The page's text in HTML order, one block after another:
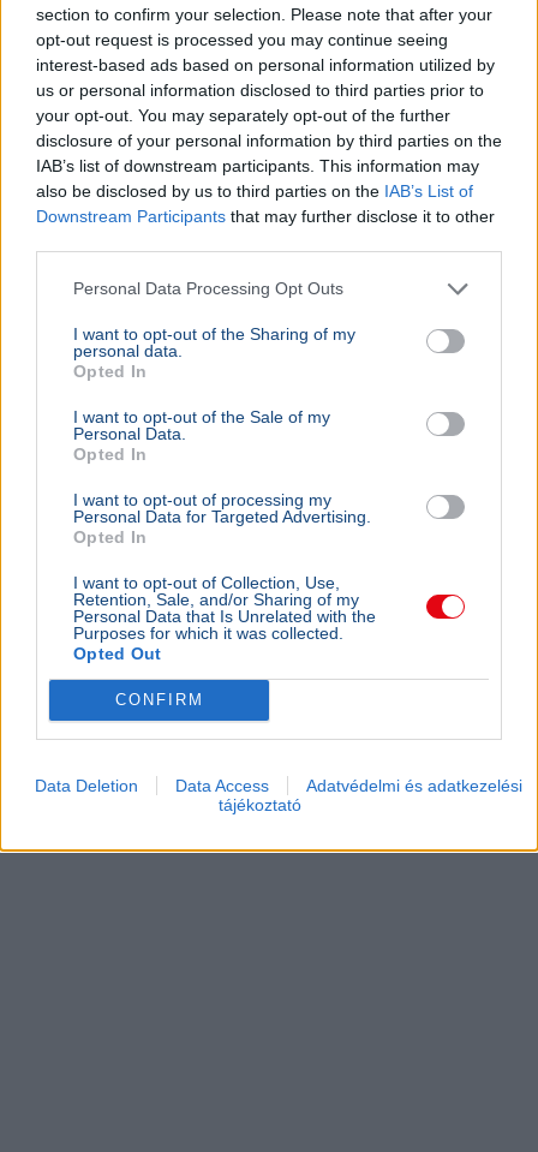
section to confirm your selection. Please note that after your
opt-out request is processed you may continue seeing
interest-based ads based on personal information utilized by
us or personal information disclosed to third parties prior to
your opt-out. You may separately opt-out of the further
disclosure of your personal information by third parties on the
IAB’s list of downstream participants. This information may
also be disclosed by us to third parties on the IAB’s List of
Downstream Participants that may further disclose it to other
Personal Data Processing Opt Outs
I want to opt-out of the Sharing of my
personal data.
Opted In
I want to opt-out of the Sale of my
Personal Data.
Opted In
I want to opt-out of processing my
Personal Data for Targeted Advertising.
Opted In
I want to opt-out of Collection, Use,
Retention, Sale, and/or Sharing of my
Personal Data that Is Unrelated with the
Purposes for which it was collected.
Opted Out
CONFIRM
Data Deletion Data Access
Adatvédelmi és adatkezelési
tájékoztató